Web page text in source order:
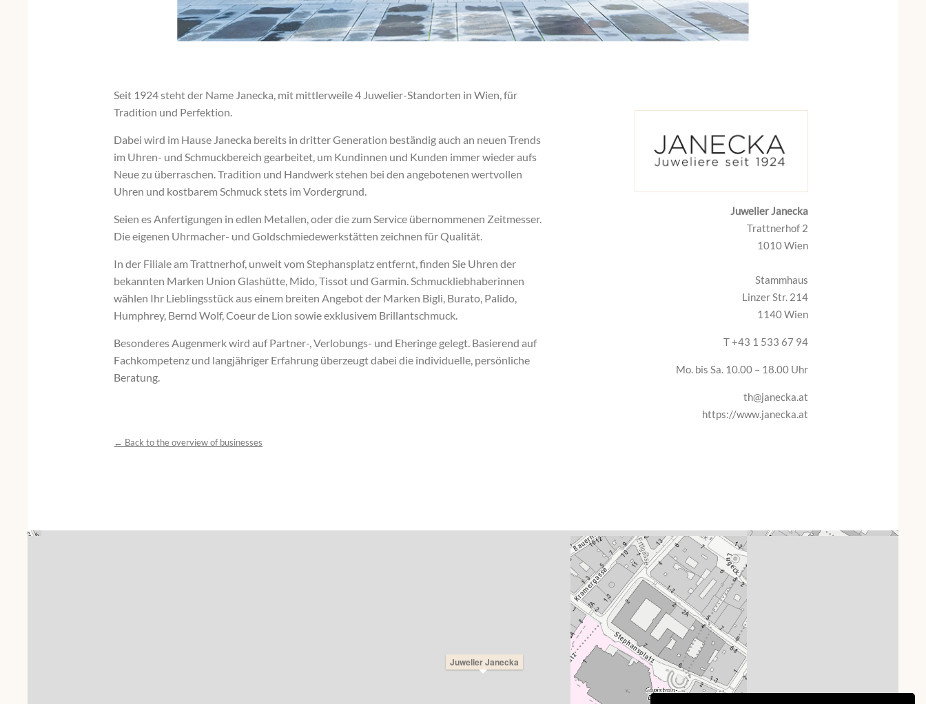
Seit 1924 steht der Name Janecka, mit mittlerweile 4 Juwelier-Standorten in Wien, für
Tradition und Perfektion.
Dabei wird im Hause Janecka bereits in dritter Generation beständig auch an neuen Trends
im Uhren- und Schmuckbereich gearbeitet, um Kundinnen und Kunden immer wieder aufs
Neue zu überraschen. Tradition und Handwerk stehen bei den angebotenen wertvollen
Uhren und kostbarem Schmuck stets im Vordergrund.
Seien es Anfertigungen in edlen Metallen, oder die zum Service übernommenen Zeitmesser.
Die eigenen Uhrmacher- und Goldschmiedewerkstätten zeichnen für Qualität.
In der Filiale am Trattnerhof, unweit vom Stephansplatz entfernt, finden Sie Uhren der
bekannten Marken Union Glashütte, Mido, Tissot und Garmin. Schmuckliebhaberinnen
wählen Ihr Lieblingsstück aus einem breiten Angebot der Marken Bigli, Burato, Palido,
Humphrey, Bernd Wolf, Coeur de Lion sowie exklusivem Brillantschmuck.
Besonderes Augenmerk wird auf Partner-, Verlobungs- und Eheringe gelegt. Basierend auf
Fachkompetenz und langjähriger Erfahrung überzeugt dabei die individuelle, persönliche
Beratung.
← Back to the overview of businesses
Juwelier Janecka
Trattnerhof 2
1010 Wien
Stammhaus
Linzer Str. 214
1140 Wien
T +43 1 533 67 94
Mo. bis Sa. 10.00 – 18.00 Uhr
th@janecka.at
https://www.janecka.at
Juwelier Janecka